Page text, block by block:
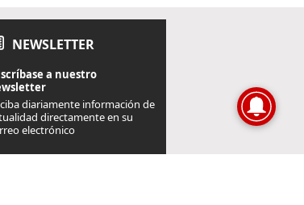
NEWSLETTER
a nuestro
diariamente información de
directamente en su
electrónico